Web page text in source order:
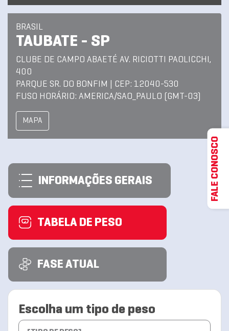
BRASIL
TAUBATE - SP
CLUBE DE CAMPO ABAETÉ AV. RICIOTTI PAOLICCHI,
400
PARQUE SR. DO BONFIM | CEP: 12040-530
FUSO HORÁRIO: AMERICA/SAO_PAULO (GMT-03)
MAPA
INFORMAÇÕES GERAIS
TABELA DE PESO
FASE ATUAL
Escolha um tipo de peso
FALE CONOSCO